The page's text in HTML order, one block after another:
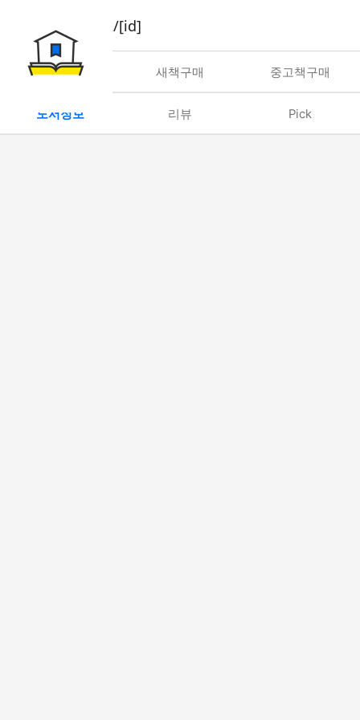
book/rent/[id]
대여 새책구매 중고책구매
도서정보 리뷰 Pick